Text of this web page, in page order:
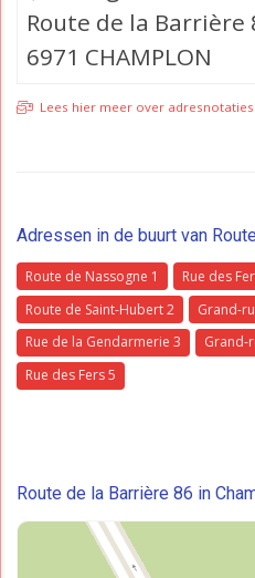
Route de la Barrière
6971 CHAMPLON
Lees hier meer over adresnotaties
Adressen in de buurt van
Route de Nassogne 1 Rue des
Route de Saint-Hubert 2
Grand-
Rue de la Gendarmerie 3
Grand-
Rue des Fers 5
Route de la Barrière 86 in